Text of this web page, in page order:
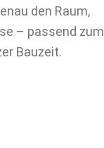
den Raum,
– passend zum
Bauzeit.